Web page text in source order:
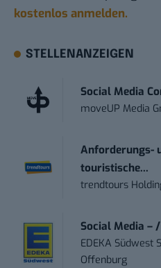
kostenlos anmelden.
STELLENANZEIGEN
Social Media
moveUP Media
Anforderungs-
touristische...
trendtours
Social Media –
EDEKA Südwest
Offenburg